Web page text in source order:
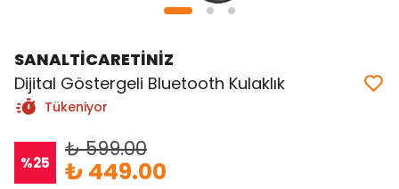
SANALTİCARETİNİZ
Dijital Göstergeli Bluetooth Kulaklık
Tükeniyor
%25
₺ 599.00
₺ 449.00